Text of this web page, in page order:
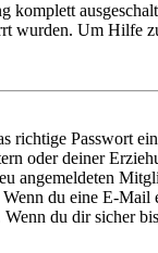
wurden. Um Hilfe
richtige Passwort
oder deiner
angemeldeten
du eine E-Mail
du dir sicher